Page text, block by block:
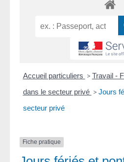
Accueil particuliers > Travail -
dans le secteur privé > Jours
secteur privé
Fiche pratique